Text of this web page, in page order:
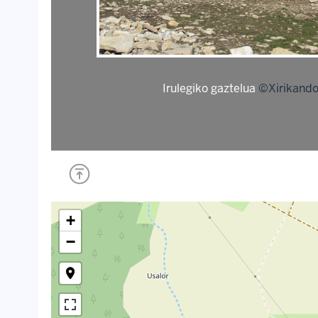
Irulegiko gaztelua
+
−